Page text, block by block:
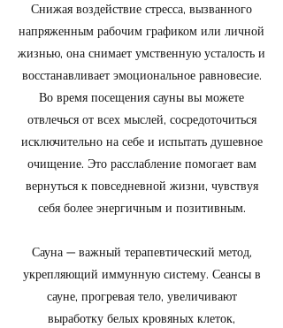
Снижая воздействие стресса, вызванного
напряженным рабочим графиком или личной
жизнью, она снимает умственную усталость и
восстанавливает эмоциональное равновесие.
Во время посещения сауны вы можете
отвлечься от всех мыслей, сосредоточиться
исключительно на себе и испытать душевное
очищение. Это расслабление помогает вам
вернуться к повседневной жизни, чувствуя
себя более энергичным и позитивным.
Сауна — важный терапевтический метод,
укрепляющий иммунную систему. Сеансы в
сауне, прогревая тело, увеличивают
выработку белых кровяных клеток,